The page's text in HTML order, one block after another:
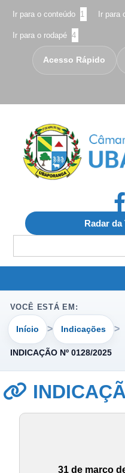
Ir para o conteúdo 1 Ir para
Ir para o rodapé 4
Acesso Rápido
Radar da
for:
VOCÊ ESTÁ EM:
Início Indicações
INDICAÇÃO Nº 0128/2025
31 de março